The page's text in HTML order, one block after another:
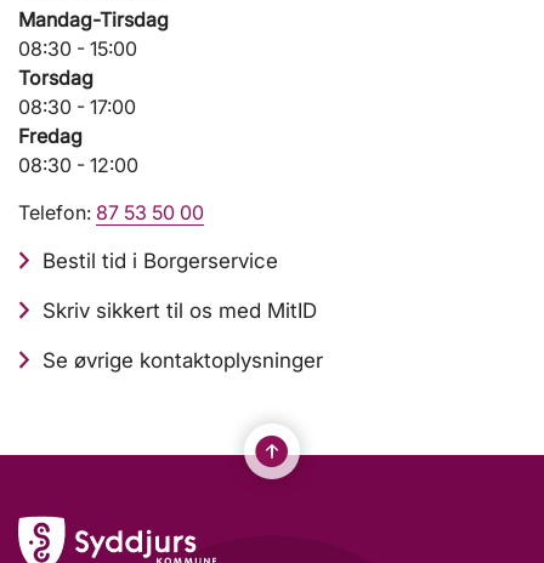
Mandag-Tirsdag
08:30 - 15:00
Torsdag
08:30 - 17:00
Fredag
08:30 - 12:00
Telefon: 87 53 50 00
Bestil tid i Borgerservice
Skriv sikkert til os med MitID
Se øvrige kontaktoplysninger